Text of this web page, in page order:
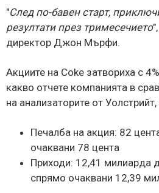
"След по-бавен старт,
резултати през тримесечието
директор Джон Мърфи.
Акциите на Coke затвориха с
какво отчете компанията в
на анализаторите от
Печалба на акция: 82
очаквани 78 цента
Приходи: 12,41 милиарда
спрямо очаквани 12,39